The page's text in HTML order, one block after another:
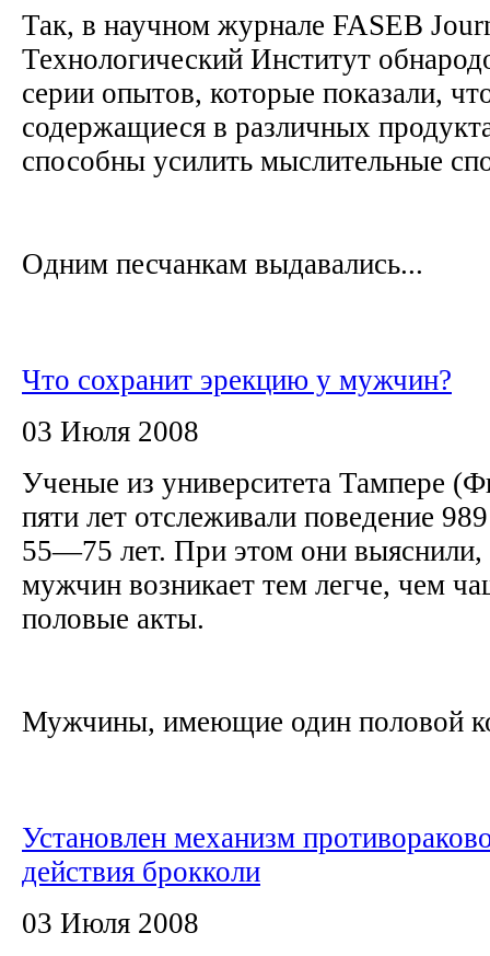
Так, в научном журнале FASEB
Технологический Институт
серии опытов, которые показали,
содержащиеся в различных
способны усилить мыслительные
Одним песчанкам выдавались...
Что сохранит эрекцию у мужчин?
03 Июля 2008
Ученые из университета Тампере
пяти лет отслеживали поведение
55—75 лет. При этом они выяснили,
мужчин возникает тем легче, чем
половые акты.
Мужчины, имеющие один половой
Установлен механизм
действия брокколи
03 Июля 2008